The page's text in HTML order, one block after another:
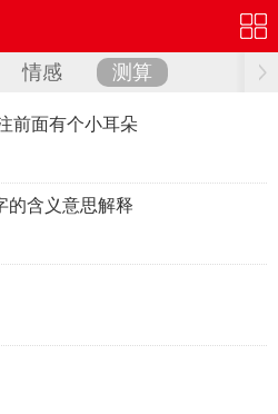
情感 测算
前面有个小耳朵
的含义意思解释